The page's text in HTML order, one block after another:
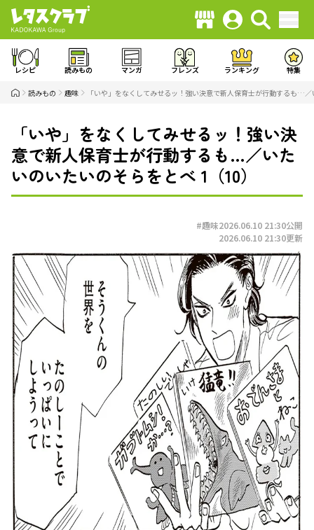
レシピ 読みもの マンガ フレンズ ランキング 特集
読みもの 趣味 「いや」をなくしてみせるッ！強い決意で新人保育士が行動するも…
「いや」をなくしてみせるッ！強い決
意で新人保育士が行動するも…／いた
いのいたいのそらをとべ 1（10）
#趣味2026.06.10 21:30公開
2026.06.10 21:30更新